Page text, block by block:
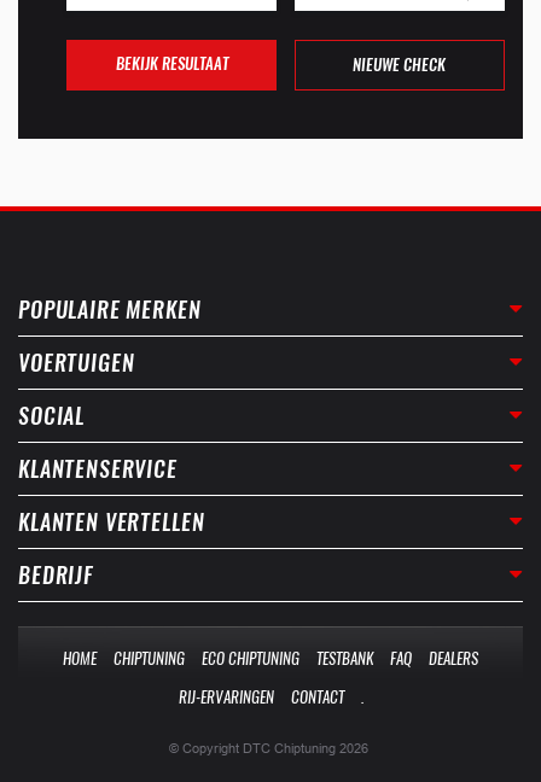
BEKIJK RESULTAAT NIEUWE CHECK
POPULAIRE MERKEN
VOERTUIGEN
SOCIAL
KLANTENSERVICE
KLANTEN VERTELLEN
BEDRIJF
HOME CHIPTUNING ECO CHIPTUNING TESTBANK FAQ
DEALERS
RIJ-ERVARINGEN
CONTACT
© Copyright DTC Chiptuning 2026